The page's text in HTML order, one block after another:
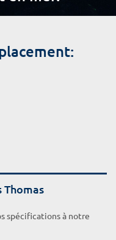
spécifications à notre